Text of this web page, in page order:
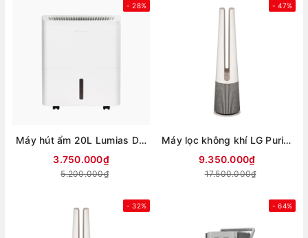
- 28%
Máy hút ẩm 20L Lumias D6S-20L
3.750.000₫
5.200.000₫
- 47%
Máy lọc không khí LG PuriCare AeroTower Hit FS15GPBK0.ABAE 40W
9.350.000₫
17.500.000₫
- 32% - 64%